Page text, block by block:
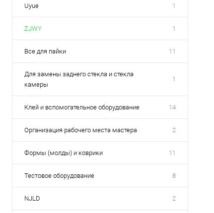
Uyue 1
ZJWY 1
Все для пайки 11
Для замены заднего стекла и стекла
камеры
1
Клей и вспомогательное оборудование 14
Организация рабочего места мастера 2
Формы (молды) и коврики 11
Тестовое оборудование 8
NJLD 2